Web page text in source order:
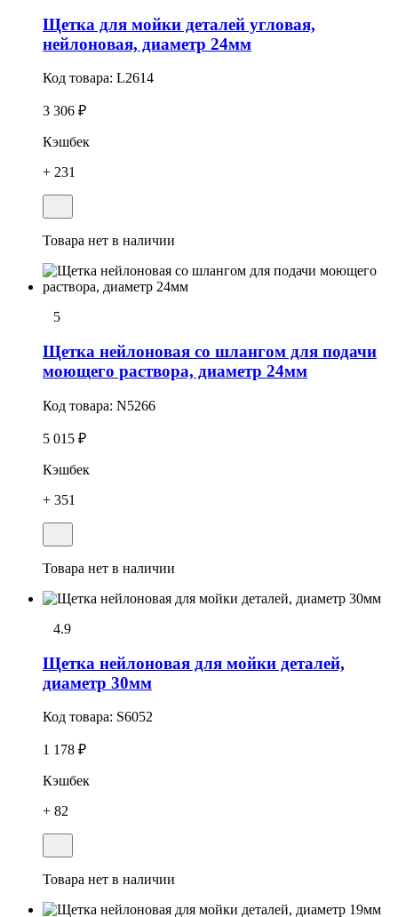
Щетка для мойки деталей угловая,
нейлоновая, диаметр 24мм
Код товара: L2614
3 306 ₽
Кэшбек
+ 231
Товара нет в наличии
5
Щетка нейлоновая со шлангом для подачи
моющего раствора, диаметр 24мм
Код товара: N5266
5 015 ₽
Кэшбек
+ 351
Товара нет в наличии
4.9
Щетка нейлоновая для мойки деталей,
диаметр 30мм
Код товара: S6052
1 178 ₽
Кэшбек
+ 82
Товара нет в наличии